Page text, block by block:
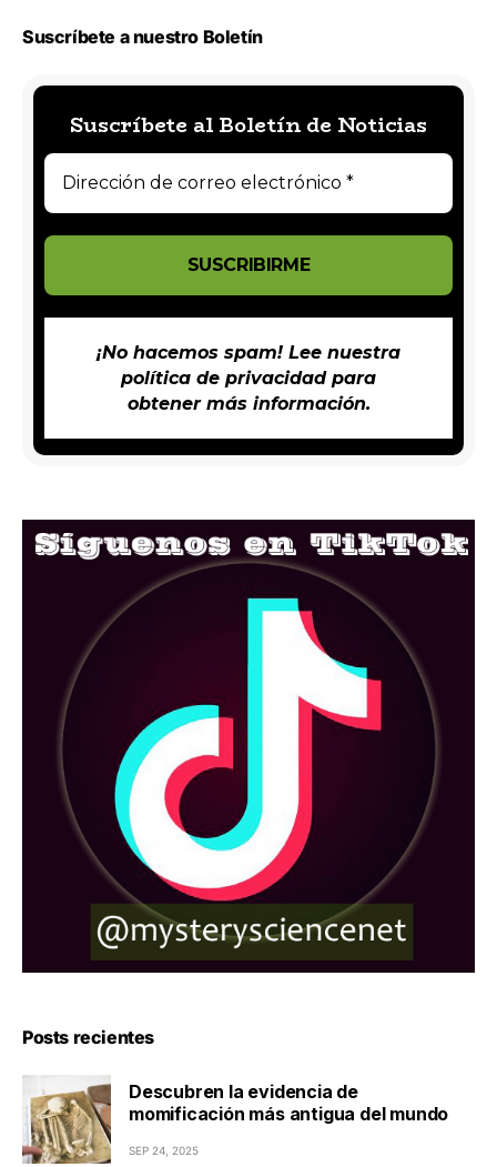
Suscríbete a nuestro Boletín
Suscríbete al Boletín de Noticias
¡No hacemos spam! Lee nuestra
política de privacidadpara
obtener más información.
Posts recientes
Descubren la evidencia de
momificación más antigua del mundo
SEP 24, 2025